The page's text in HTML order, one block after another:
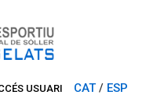
USUARI CAT / ESP